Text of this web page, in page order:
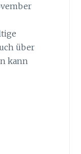
über
kann